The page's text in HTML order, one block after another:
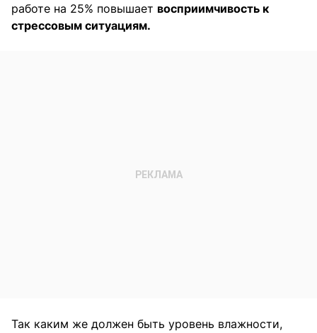
работе на 25% повышает восприимчивость к
стрессовым ситуациям.
Так каким же должен быть уровень влажности,